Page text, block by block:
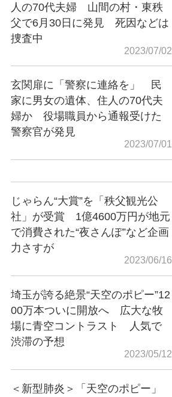
人の70代夫婦 山間の村・東秩
父で6月30日に発見 死因などは
捜査中
2023/07/02
玄関扉に「警察に連絡を」 民
家に男女の遺体、住人の70代夫
婦か 役場職員から通報受けた
警察官が発見
2023/07/01
じゃらん“大賞”を「秩父観光公
社」が受賞 1億4600万円が地元
で消費された“夜さんぽ”など企画
力さすが
2023/06/16
埼玉が誇る絶景“天空のポピー”12
00万本ついに開放へ 広大な牧
場に青空コントラスト 人気で
渋滞の予想
2023/05/12
＜新型肺炎＞「天空のポピー」